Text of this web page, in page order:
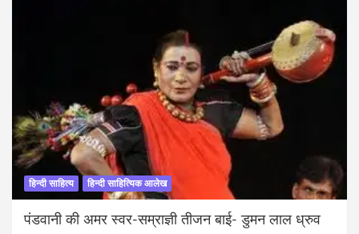
हिन्दी साहित्य हिन्दी साहित्यिक आलेख
पंडवानी की अमर स्वर-सम्राज्ञी तीजन बाई- डुमन लाल ध्रुव